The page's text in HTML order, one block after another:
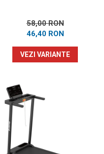
58,00 RON
46,40 RON
VEZI VARIANTE